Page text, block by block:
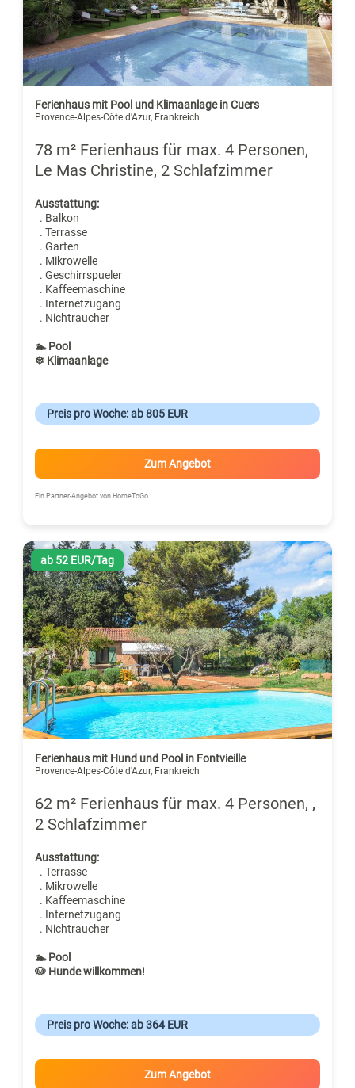
Ferienhaus mit Pool und Klimaanlage in Cuers
Provence-Alpes-Côte d'Azur, Frankreich
78 m² Ferienhaus für max. 4 Personen,
Le Mas Christine, 2 Schlafzimmer
Ausstattung:
. Balkon
. Terrasse
. Garten
. Mikrowelle
. Geschirrspueler
. Kaffeemaschine
. Internetzugang
. Nichtraucher
🏊 Pool
❄ Klimaanlage
Preis pro Woche: ab 805 EUR
Zum Angebot
Ein Partner-Angebot von HomeToGo
ab 52 EUR/Tag
Ferienhaus mit Hund und Pool in Fontvieille
Provence-Alpes-Côte d'Azur, Frankreich
62 m² Ferienhaus für max. 4 Personen, ,
2 Schlafzimmer
Ausstattung:
. Terrasse
. Mikrowelle
. Kaffeemaschine
. Internetzugang
. Nichtraucher
🏊 Pool
🐶 Hunde willkommen!
Preis pro Woche: ab 364 EUR
Zum Angebot